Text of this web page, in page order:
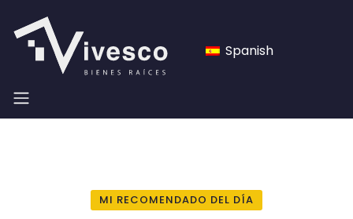
Spanish
MI RECOMENDADO DEL DÍA